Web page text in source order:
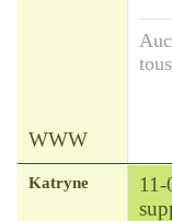
WWW
Katryne